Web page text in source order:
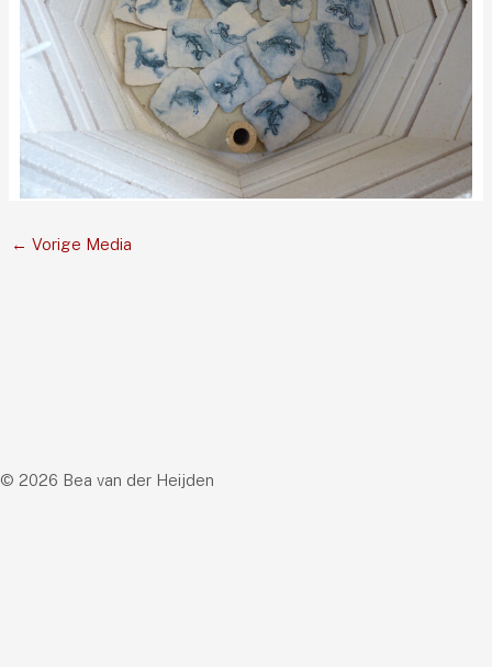
← Vorige Media
© 2026 Bea van der Heijden